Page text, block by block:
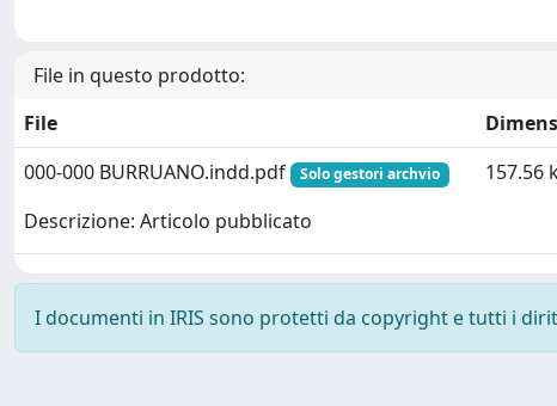
File in questo prodotto:
File
000-000 BURRUANO.indd.pdf
Solo gestori archvio
Descrizione: Articolo pubblicato
157.56
I documenti in IRIS sono protetti da copyright e tutti i